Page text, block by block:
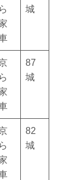
城
87
城
82
城